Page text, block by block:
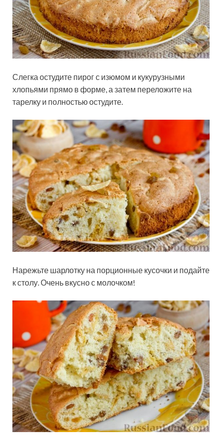
Слегка остудите пирог с изюмом и кукурузными
хлопьями прямо в форме, а затем переложите на
тарелку и полностью остудите.
Нарежьте шарлотку на порционные кусочки и подайте
к столу. Очень вкусно с молочком!